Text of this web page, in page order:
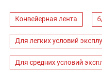
Конвейерная лента
Для легких условий
Для средних условий